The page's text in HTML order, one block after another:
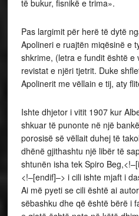
të bukur, fisnikë e trima».
Pas largimit për herë të dytë
Apolineri e ruajtën miqësinë e
shkrime, (letra e fundit është
revistat e njëri tjetrit. Duke
Apolinerit me vëllain e tij, aty
Ishte dhjetor i vitit 1907 kur
shkuar të punonte në një
porosisë së vëllait duhej të
dhënë gjithashtu një libër të
shtunën isha tek Spiro
<!–[endif]–> i cili ishte mjaft i
Ai më pyeti se cili është ai
sëbashku dhe që është bërë i